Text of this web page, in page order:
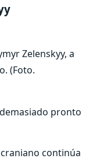
Zelenskyy, a
(Foto.
pronto
continúa